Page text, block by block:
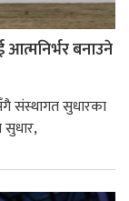
बनाउने
संस्थागत सुधारका